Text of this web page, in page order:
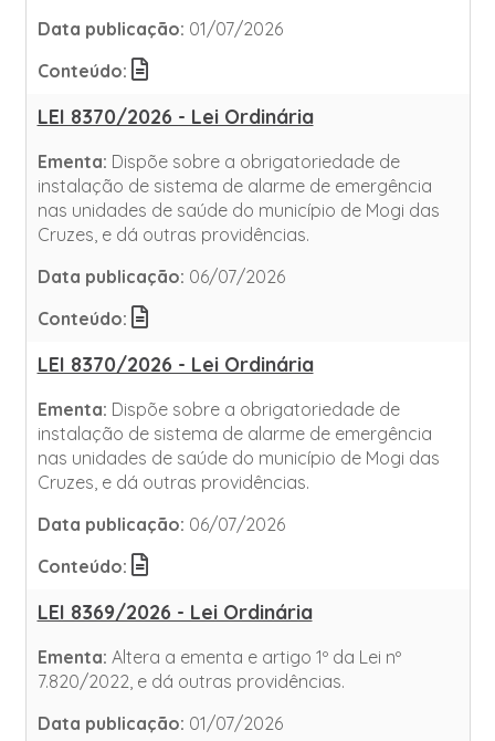
Data publicação: 01/07/2026
Conteúdo:
LEI 8370/2026 - Lei Ordinária
Ementa: Dispõe sobre a obrigatoriedade de
instalação de sistema de alarme de emergência
nas unidades de saúde do município de Mogi das
Cruzes, e dá outras providências.
Data publicação: 06/07/2026
Conteúdo:
LEI 8370/2026 - Lei Ordinária
Ementa: Dispõe sobre a obrigatoriedade de
instalação de sistema de alarme de emergência
nas unidades de saúde do município de Mogi das
Cruzes, e dá outras providências.
Data publicação: 06/07/2026
Conteúdo:
LEI 8369/2026 - Lei Ordinária
Ementa: Altera a ementa e artigo 1º da Lei nº
7.820/2022, e dá outras providências.
Data publicação: 01/07/2026